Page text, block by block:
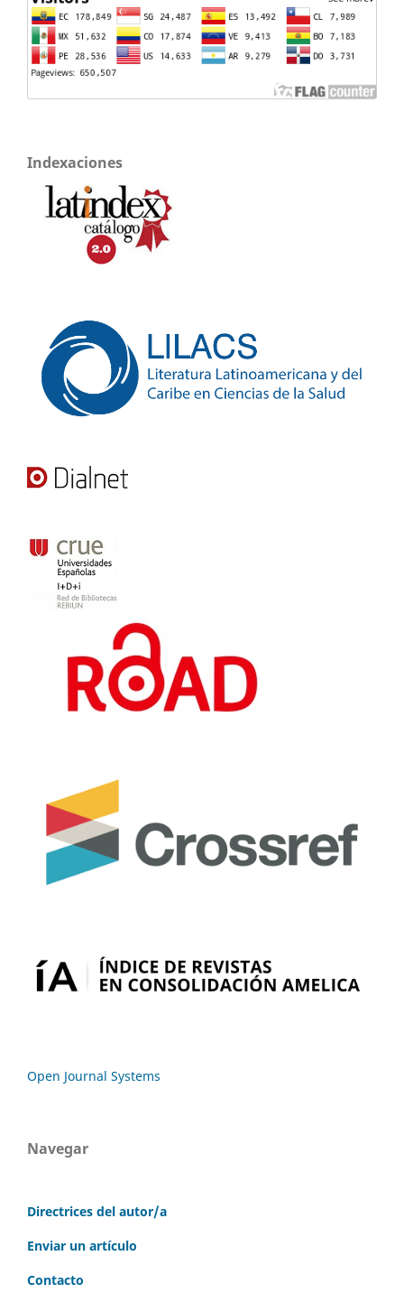
Indexaciones
Open Journal Systems
Navegar
Directrices del autor/a
Enviar un artículo
Contacto